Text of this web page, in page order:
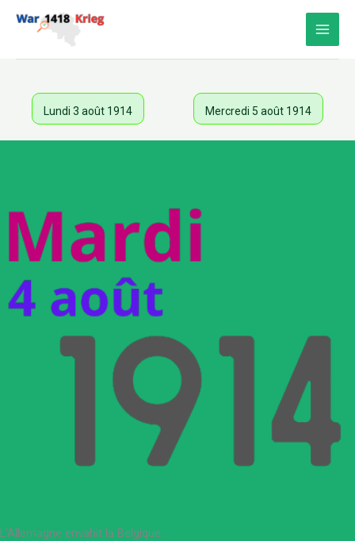
Lundi 3 août 1914 Mercredi 5 août 1914
L’Allemagne envahit la Belgique.